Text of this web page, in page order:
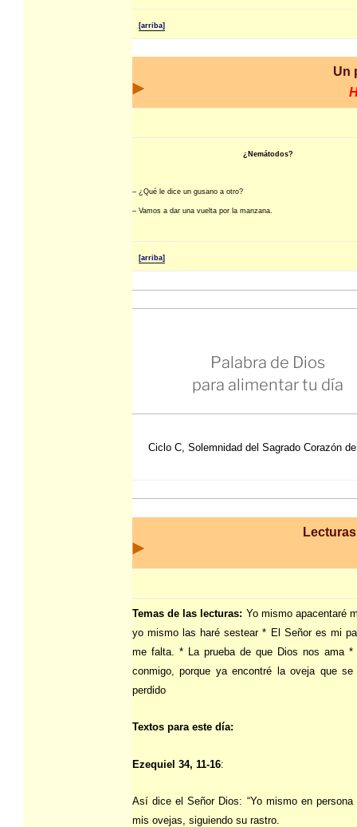
[arriba]
Un
¿Nemátodos?
– ¿Qué le dice un gusano a otro?
– Vamos a dar una vuelta por la manzana.
[arriba]
Palabra de Dios
para alimentar tu día
Ciclo C, Solemnidad del Sagrado Corazón
Temas de las lecturas: Yo mismo apacentaré
yo mismo las haré sestear * El Señor es mi
me falta. * La prueba de que Dios nos ama *
conmigo, porque ya encontré la oveja que
perdido
Textos para este día:
Ezequiel 34, 11-16:
Así dice el Señor Dios: “Yo mismo en persona
mis ovejas, siguiendo su rastro.